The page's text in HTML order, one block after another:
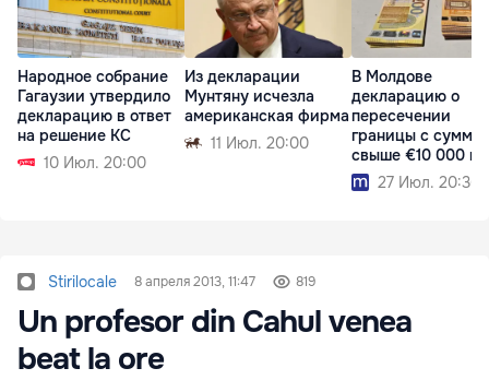
Народное собрание
Гагаузии утвердило
декларацию в ответ
на решение КС
10 Июл. 20:00
Из декларации
Мунтяну исчезла
американская фирма
11 Июл. 20:00
В Молдове
декларацию о
пересечении
границы с
свыше €10 000
подать онлайн
27 Июл. 20:36
Stirilocale 8 апреля 2013, 11:47 819
Un profesor din Cahul venea
beat la ore